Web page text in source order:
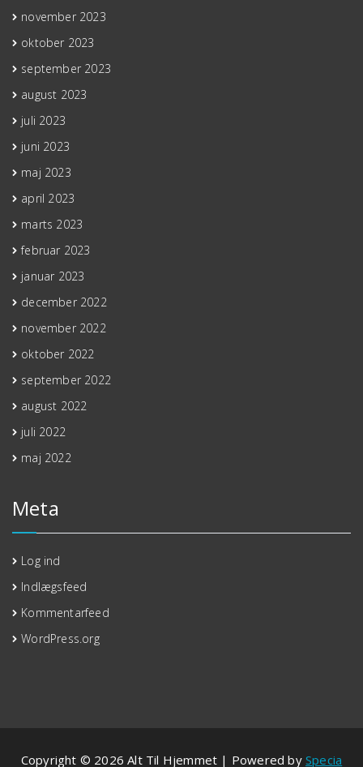
november 2023
oktober 2023
september 2023
august 2023
juli 2023
juni 2023
maj 2023
april 2023
marts 2023
februar 2023
januar 2023
december 2022
november 2022
oktober 2022
september 2022
august 2022
juli 2022
maj 2022
Meta
Log ind
Indlægsfeed
Kommentarfeed
WordPress.org
Copyright © 2026 Alt Til Hjemmet | Powered by Specia